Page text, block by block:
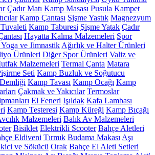
Çadır Matı Kamp Masası Pusula Kampet
Kamp Çantası Şişme Yastık Magnezyum
Kamp Taburesi Şişme Yatak Çadır
Hayatta Kalma Malzemeleri Spor
Yoga ve Jimnastik Ağırlık ve Halter Ürünleri
Ürünleri Diğer Spor Ürünleri Valiz ve
Malzemeleri Termal Çanta Matara
Seti Kamp Buzluk ve Soğutucu
Kamp Tavası Kamp Ocağı Kamp
Çakmak ve Yakıcılar Termoslar
El Feneri Işıldak Kafa Lambası
Kamp Testeresi Kamp Küreği Kamp Bıçağı
Malzemeleri Balık Av Malzemeleri
Bisiklet Elektrikli Scooter Bahçe Aletleri
Eldiveni Tırmık Budama Makası Aşı
ve Sökücü Orak Bahçe El Aleti Setleri